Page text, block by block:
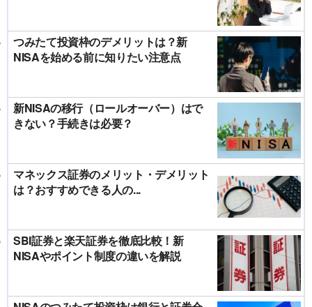
つみたて投資枠のデメリットは？新
NISAを始める前に知りたい注意点
新NISAの移行（ロールオーバー）はで
きない？手続きは必要？
マネックス証券のメリット・デメリット
は？おすすめできる人の...
SBI証券と楽天証券を徹底比較！新
NISAやポイント制度の違いを解説